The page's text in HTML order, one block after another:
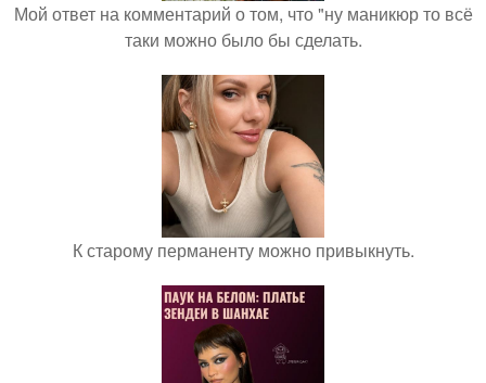
Мой ответ на комментарий о том, что "ну маникюр то всё
таки можно было бы сделать.
К старому перманенту можно привыкнуть.